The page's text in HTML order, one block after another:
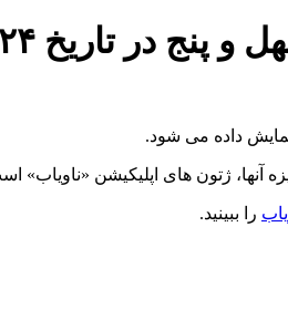
در تاریخ ۹۶/۵/۲۴
داده می شود.
آنها، ژتون های اپلیکیشن «ناویاب»
را ببینید.